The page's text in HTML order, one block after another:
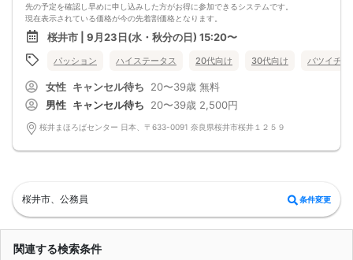
先の予定を確認し早めに申し込みした方がお得に参加できるシステムです。
現在表示されている価格が今の先着割価格となります。
=========================
【パーティ内容】
★連絡先交換率80％以上確定★
大人の恋活パーティ
まずは知り合ってからと考える方って意外と多いです。
カップリング茶話会とは婚活パーティのように数組だけがカップルになり後は残
念・・
というのではなく参加者全員にチャンスがあります。
１対１のフリートークタイム～中間印象カード
=========================
パッションのパーティーは男性90％以上/女性70％以上が1人参加です。
お一人様でも安心してご参加下さい。
出会いはまずは行動から！パッションのパーティで理想のお相手探しはいかがで
すか?
スタッフが全力であなたの婚活をサポートさせて頂きます。
桜井市 | 9月23日(水・秋分の日) 15:20〜
パッション ハイステータス 20代向け 30代向け バツイチ・
女性 キャンセル待ち 20〜39歳 無料
男性 キャンセル待ち 20〜39歳 2,500円
桜井まほろばセンター 日本、〒633-0091 奈良県桜井市桜井１２５９
桜井市、公務員 条件変更
関連する検索条件